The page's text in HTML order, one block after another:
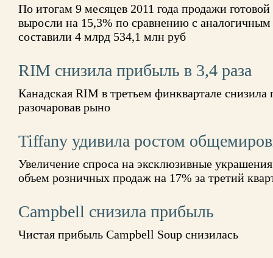
По итогам 9 месяцев 2011 года продажи
выросли на 15,3% по сравнению с аналогичным
составили 4 млрд 534,1 млн руб
RIM снизила прибыль в 3,4 раза
Канадская RIM в третьем финквартале снизила
разочаровав рыно
Tiffany удивила ростом
Увеличение спроса на эксклюзивные
объем розничных продаж на 17% за третий
Campbell снизила прибыль
Чистая прибыль Campbell Soup снизилась